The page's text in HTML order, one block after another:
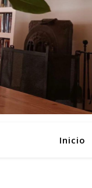
Inicio